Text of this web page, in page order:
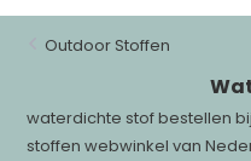
Outdoor Stoffen
waterdichte stof bestellen
stoffen webwinkel van